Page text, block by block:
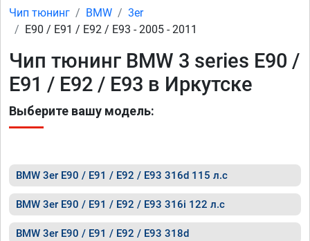
Чип тюнинг BMW
3er
E90 / E91 / E92 / E93 - 2005 - 2011
Чип тюнинг BMW 3 series E90 /
E91 / E92 / E93 в Иркутске
Выберите вашу модель:
BMW 3er E90 / E91 / E92 / E93 316d 115 л.с
BMW 3er E90 / E91 / E92 / E93 316i 122 л.с
BMW 3er E90 / E91 / E92 / E93 318d